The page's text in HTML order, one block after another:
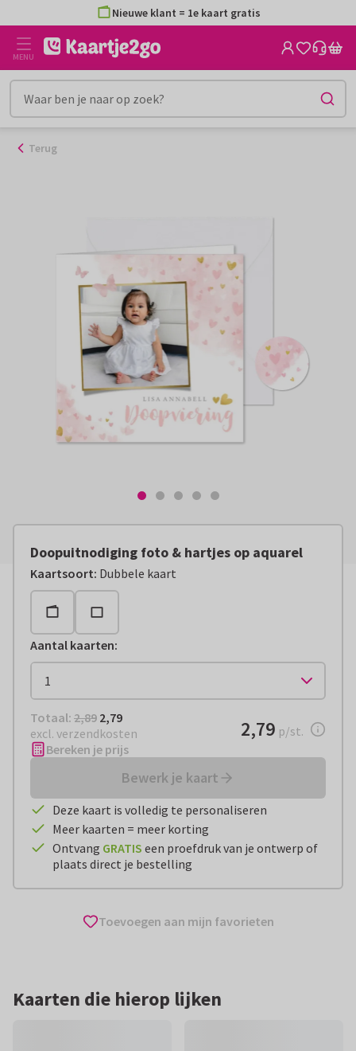
naar
inhoud
MENU
Terug
Doopuitnodiging foto & hartjes op aquarel
Kaartsoort: Dubbele kaart
Aantal kaarten:
Totaal: € 2,79
Totaal: 2,89 2,79
excl. verzendkosten
€ 2,79per stuk
2,79 p/st.
Bereken je prijs
Bewerk je kaart
Deze kaart is volledig te personaliseren
Meer kaarten = meer korting
Ontvang GRATIS een proefdruk van je ontwerp of
plaats direct je bestelling
Toevoegen aan mijn favorieten
Kaarten die hierop lijken